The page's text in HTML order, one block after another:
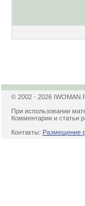
© 2002 - 2026
При использовании
Комментарии и статьи
Контакты: Размещение